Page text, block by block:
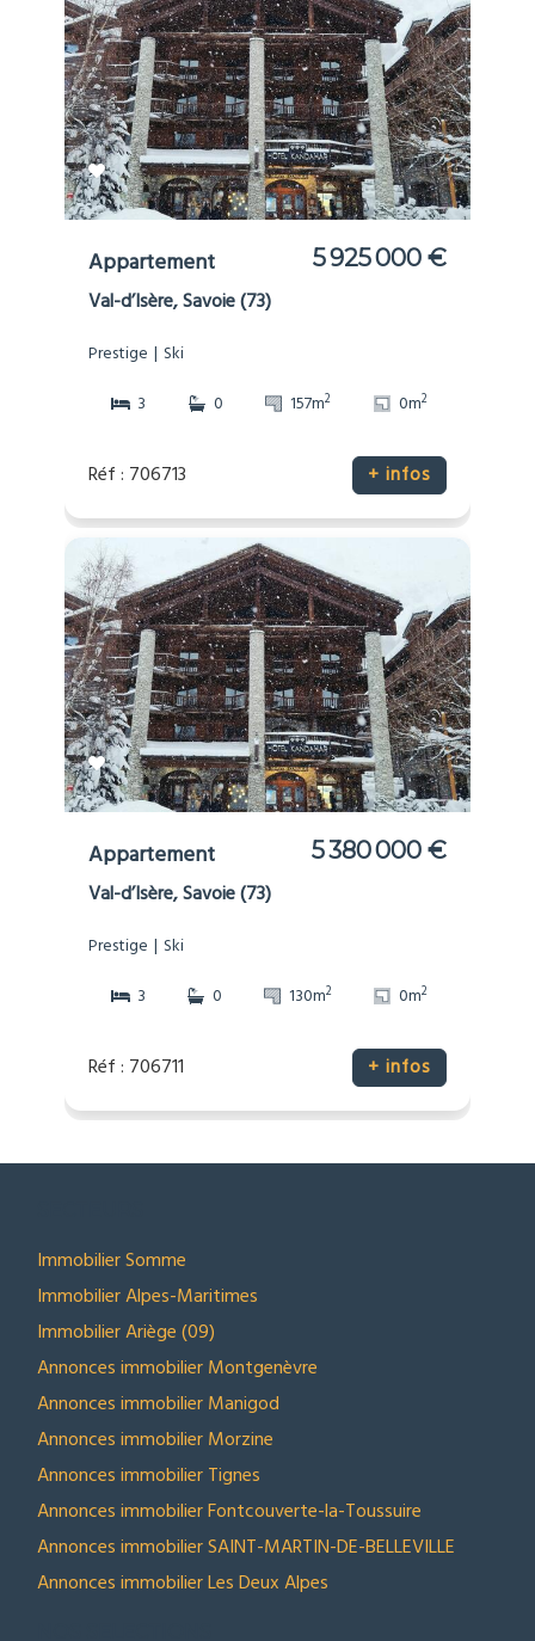
Appartement 5 925 000 €
Val-d’Isère, Savoie (73)
Prestige
Ski
3
0 157m2 0m2
Réf : 706713 + infos
Appartement 5 380 000 €
Val-d’Isère, Savoie (73)
Prestige
Ski
3
0 130m2 0m2
Réf : 706711 + infos
Immobilier Somme
Immobilier Alpes-Maritimes
Immobilier Ariège (09)
Annonces immobilier Montgenèvre
Annonces immobilier Manigod
Annonces immobilier Morzine
Annonces immobilier Tignes
Annonces immobilier Fontcouverte-la-Toussuire
Annonces immobilier SAINT-MARTIN-DE-BELLEVILLE
Annonces immobilier Les Deux Alpes